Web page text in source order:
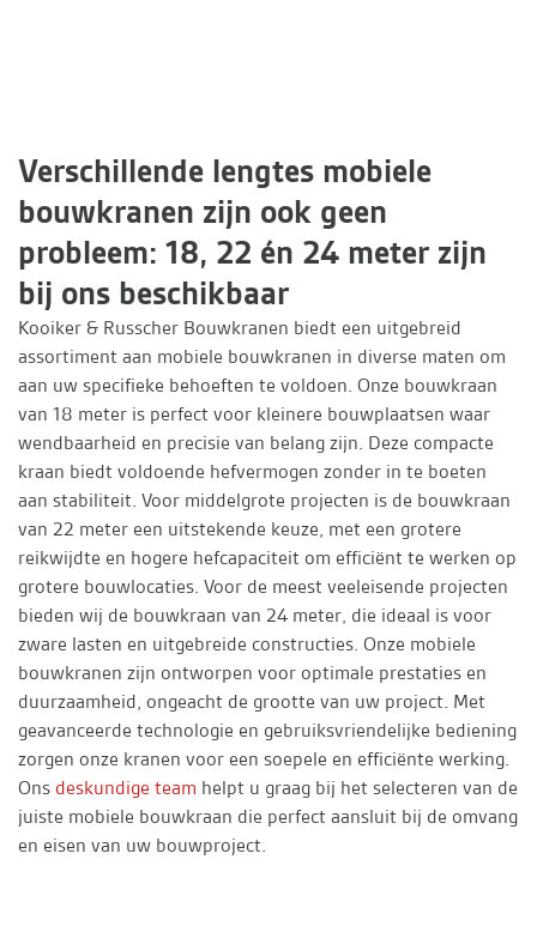
Verschillende lengtes mobiele
bouwkranen zijn ook geen
probleem: 18, 22 én 24 meter zijn
bij ons beschikbaar
Kooiker & Russcher Bouwkranen biedt een uitgebreid
assortiment aan mobiele bouwkranen in diverse maten om
aan uw specifieke behoeften te voldoen. Onze bouwkraan
van 18 meter is perfect voor kleinere bouwplaatsen waar
wendbaarheid en precisie van belang zijn. Deze compacte
kraan biedt voldoende hefvermogen zonder in te boeten
aan stabiliteit. Voor middelgrote projecten is de bouwkraan
van 22 meter een uitstekende keuze, met een grotere
reikwijdte en hogere hefcapaciteit om efficiënt te werken op
grotere bouwlocaties. Voor de meest veeleisende projecten
bieden wij de bouwkraan van 24 meter, die ideaal is voor
zware lasten en uitgebreide constructies. Onze mobiele
bouwkranen zijn ontworpen voor optimale prestaties en
duurzaamheid, ongeacht de grootte van uw project. Met
geavanceerde technologie en gebruiksvriendelijke bediening
zorgen onze kranen voor een soepele en efficiënte werking.
Ons deskundige team helpt u graag bij het selecteren van de
juiste mobiele bouwkraan die perfect aansluit bij de omvang
en eisen van uw bouwproject.